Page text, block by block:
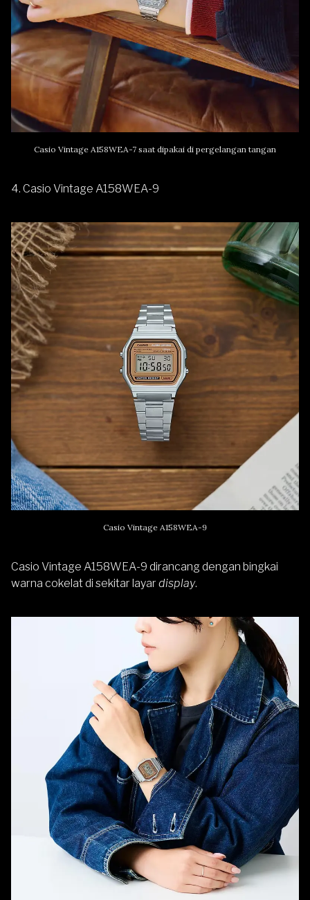
Casio Vintage A158WEA-7 saat dipakai di pergelangan tangan
4. Casio Vintage A158WEA-9
Casio Vintage A158WEA-9
Casio Vintage A158WEA-9 dirancang dengan bingkai
warna cokelat di sekitar layar display.